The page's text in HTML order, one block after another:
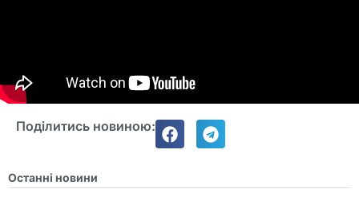
Поділитись новиною:
Останні новини